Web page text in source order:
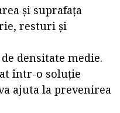
și suprafața
resturi și
densitate medie.
într-o soluție
ajuta la prevenirea